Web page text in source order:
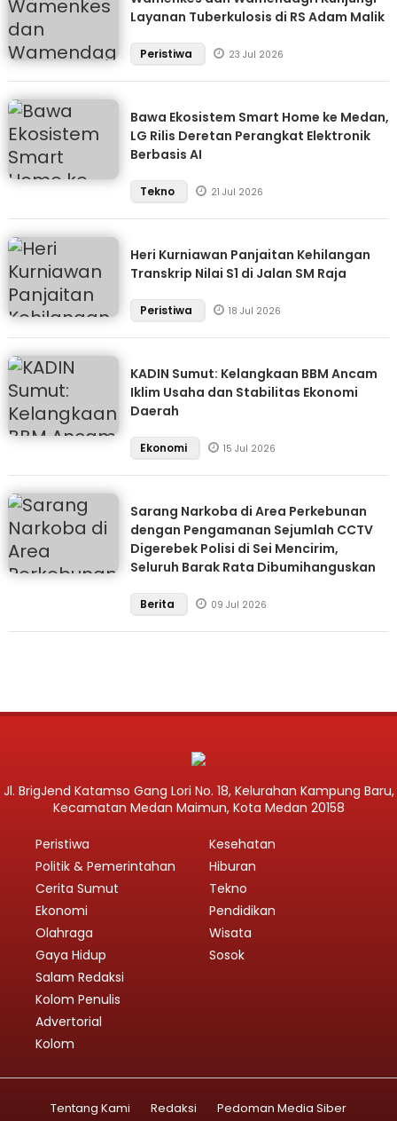
Layanan Tuberkulosis di RS Adam Malik
Peristiwa 23 Jul 2026
Bawa Ekosistem Smart Home ke Medan,
LG Rilis Deretan Perangkat Elektronik
Berbasis AI
Tekno 21 Jul 2026
Heri Kurniawan Panjaitan Kehilangan
Transkrip Nilai S1 di Jalan SM Raja
Peristiwa 18 Jul 2026
KADIN Sumut: Kelangkaan BBM Ancam
Iklim Usaha dan Stabilitas Ekonomi
Daerah
Ekonomi 15 Jul 2026
Sarang Narkoba di Area Perkebunan
dengan Pengamanan Sejumlah CCTV
Digerebek Polisi di Sei Mencirim,
Seluruh Barak Rata Dibumihanguskan
Berita 09 Jul 2026
Jl. BrigJend Katamso Gang Lori No. 18, Kelurahan Kampung Baru,
Kecamatan Medan Maimun, Kota Medan 20158
Peristiwa
Politik & Pemerintahan
Cerita Sumut
Ekonomi
Olahraga
Gaya Hidup
Kesehatan
Hiburan
Tekno
Pendidikan
Wisata
Sosok
Salam Redaksi
Kolom Penulis
Advertorial
Kolom
Tentang Kami Redaksi Pedoman Media Siber